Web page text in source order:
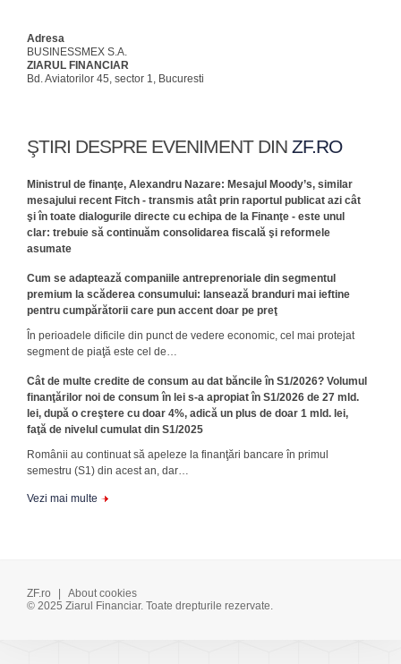
Adresa
BUSINESSMEX S.A.
ZIARUL FINANCIAR
Bd. Aviatorilor 45, sector 1, Bucuresti
ŞTIRI DESPRE EVENIMENT DIN ZF.RO
Ministrul de finanţe, Alexandru Nazare: Mesajul Moody’s, similar
mesajului recent Fitch - transmis atât prin raportul publicat azi cât
şi în toate dialogurile directe cu echipa de la Finanţe - este unul
clar: trebuie să continuăm consolidarea fiscală şi reformele
asumate
Cum se adaptează companiile antreprenoriale din segmentul
premium la scăderea consumului: lansează branduri mai ieftine
pentru cumpărătorii care pun accent doar pe preţ
În perioadele dificile din punct de vedere economic, cel mai protejat
segment de piaţă este cel de…
Cât de multe credite de consum au dat băncile în S1/2026? Volumul
finanţărilor noi de consum în lei s-a apropiat în S1/2026 de 27 mld.
lei, după o creştere cu doar 4%, adică un plus de doar 1 mld. lei,
faţă de nivelul cumulat din S1/2025
Românii au continuat să apeleze la finanţări bancare în primul
semestru (S1) din acest an, dar…
Vezi mai multe
ZF.ro |
About cookies
© 2025 Ziarul Financiar. Toate drepturile rezervate.